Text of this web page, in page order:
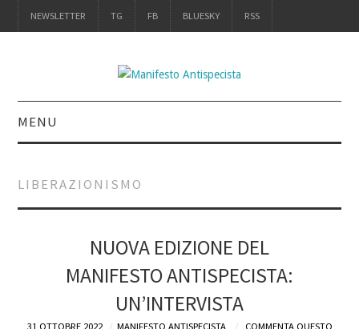
NEWSLETTER TG FB BLUESKY RSS
MENU
UN MANIFESTO: IL
LIBRO
UNA RECENSIONE
LIBERAZIONISMO
NUOVA EDIZIONE DEL
MANIFESTO ANTISPECISTA:
UN’INTERVISTA
31 OTTOBRE 2022 MANIFESTO ANTISPECISTA
COMMENTA QUESTO